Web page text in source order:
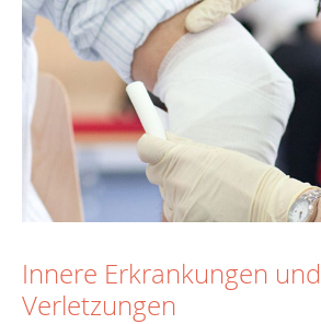
Innere Erkrankungen und
Verletzungen